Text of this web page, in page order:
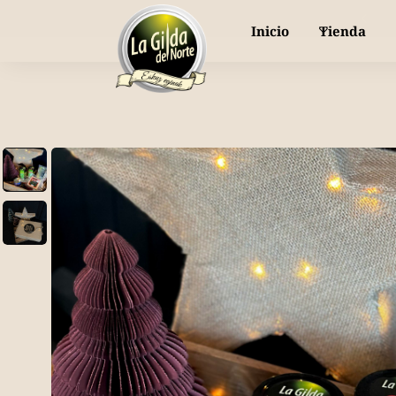
piparra dulce y fresca, directa a tu mesa
Inicio Tienda
Nuestras gildas
Bodas